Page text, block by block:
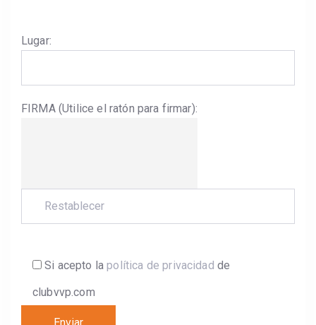
Lugar:
FIRMA (Utilice el ratón para firmar):
Si acepto lapolítica de privacidad de
clubvvp.com